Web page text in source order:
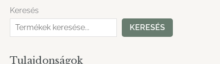
Keresés
KERESÉS
Tulajdonságok